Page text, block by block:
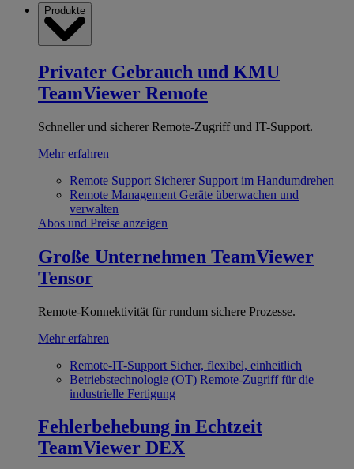
Produkte
Privater Gebrauch und KMU
TeamViewer Remote
Schneller und sicherer Remote-Zugriff und IT-Support.
Mehr erfahren
Remote Support Sicherer Support im Handumdrehen
Remote Management Geräte überwachen und
verwalten
Abos und Preise anzeigen
Große Unternehmen TeamViewer
Tensor
Remote-Konnektivität für rundum sichere Prozesse.
Mehr erfahren
Remote-IT-Support Sicher, flexibel, einheitlich
Betriebstechnologie (OT) Remote-Zugriff für die
industrielle Fertigung
Fehlerbehebung in Echtzeit
TeamViewer DEX